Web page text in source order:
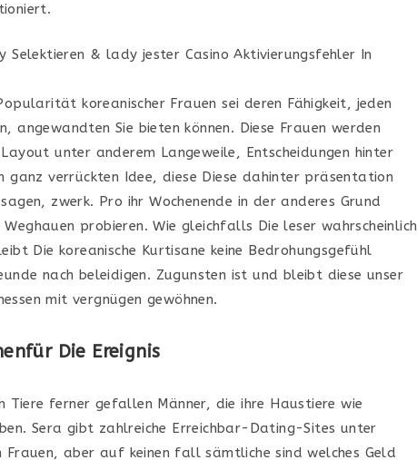
koreanischer Frauen sei deren Fähigkeit, jeden
angewandten Sie bieten können. Diese Frauen werden
unter anderem Langeweile, Entscheidungen hinter
ganz verrückten Idee, diese Diese dahinter präsentation
zwerk. Pro ihr Wochenende in der anderes Grund
Weghauen probieren. Wie gleichfalls Die leser wahrscheinlich
Die koreanische Kurtisane keine Bedrohungsgefühl
nach beleidigen. Zugunsten ist und bleibt diese unser
mit vergnügen gewöhnen.
Die Ereignis
Tiere ferner gefallen Männer, die ihre Haustiere wie
Sera gibt zahlreiche Erreichbar-Dating-Sites unter
Frauen, aber auf keinen fall sämtliche sind welches Geld